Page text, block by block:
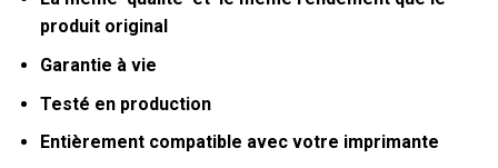
produit original
Garantie à vie
Testé en production
Entièrement compatible avec votre imprimante